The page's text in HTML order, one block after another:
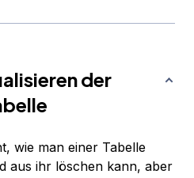
der
wie man einer Tabelle
aus ihr löschen kann, aber